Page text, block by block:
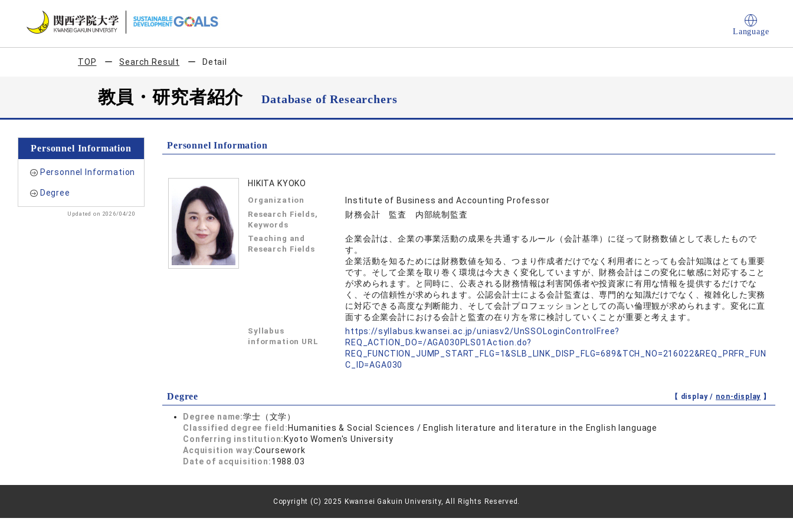
Language
TOP Search Result Detail
教員・研究者紹介Database of Researchers
Personnel Information
Personnel Information
Degree
Updated on 2026/04/20
Personnel Information
HIKITA KYOKO
Organization Institute of Business and Accounting Professor
Research Fields,
Keywords
財務会計 監査 内部統制監査
Teaching and
Research Fields
企業会計は、企業の事業活動の成果を共通するルール（会計基準）に従って財務数値として表したもので
す。
企業活動を知るためには財務数値を知る、つまり作成者だけでなく利用者にとっても会計知識はとても重要
です。そして企業を取り巻く環境は今大きく変化していますが、財務会計はこの変化に敏感に対応すること
が求められます。と同時に、公表される財務情報は利害関係者や投資家に有用な情報を提供するだけでな
く、その信頼性が求められます。公認会計士による会計監査は、専門的な知識だけでなく、複雑化した実務
に対応できる高度な判断能力、そして会計プロフェッションとしての高い倫理観が求められます。変化に直
面する企業会計における会計と監査の在り方を常に検討していくことが重要と考えます。
Syllabus
information URL
https://syllabus.kwansei.ac.jp/uniasv2/UnSSOLoginControlFree?
REQ_ACTION_DO=/AGA030PLS01Action.do?
REQ_FUNCTION_JUMP_START_FLG=1&SLB_LINK_DISP_FLG=689&TCH_NO=216022&REQ_PRFR_FUN
C_ID=AGA030
Degree 【 display / non-display 】
Degree name:学士（文学）
Classified degree field: Humanities & Social Sciences / English literature and literature in the English language
Conferring institution: Kyoto Women's University
Acquisition way:Coursework
Date of acquisition:1988.03
Copyright (C) 2025 Kwansei Gakuin University, All Rights Reserved.